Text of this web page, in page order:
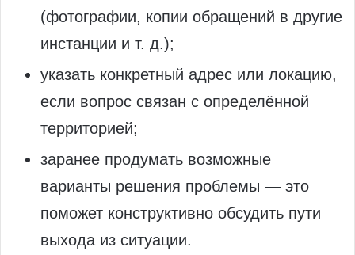
(фотографии, копии обращений в другие
инстанции и т. д.);
указать конкретный адрес или локацию,
если вопрос связан с определённой
территорией;
заранее продумать возможные
варианты решения проблемы — это
поможет конструктивно обсудить пути
выхода из ситуации.